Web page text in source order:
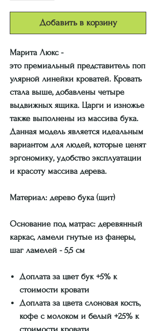
Добавить в корзину
Марита Люкс -
это премиальный представитель поп
улярной линейки кроватей. Кровать
стала выше, добавлены четыре
выдвижных ящика. Царги и изножье
также выполнены из массива бука.
Данная модель является идеальным
вариантом для людей, которые ценят
эргономику, удобство эксплуатации
и красоту массива дерева.
Материал: дерево бука (щит)
Основание под матрас: деревянный
каркас, ламели гнутые из фанеры,
шаг ламелей - 5,5 см
Доплата за цвет бук +5% к
стоимости кровати
Доплата за цвета слоновая кость,
кофе с молоком и белый +25% к